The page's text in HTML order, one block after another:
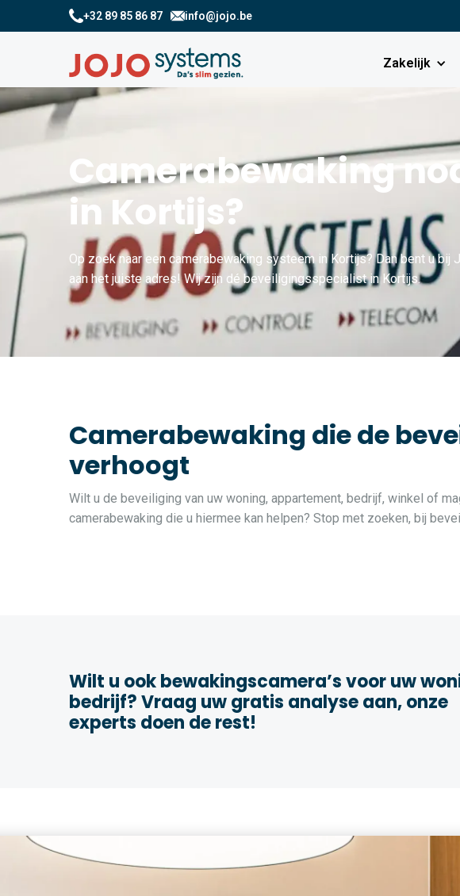
+32 89 85 86 87 info@jojo.be
Zakelijk
Camerabewaking
in Kortijs?
Op zoek naar een camerabewaking systeem in Kortijs? Dan bent u bij
aan het juiste adres! Wij zijn dé beveiligingsspecialist in Kortijs.
Camerabewaking die de
verhoogt
Wilt u de beveiliging van uw woning, appartement, bedrijf, winkel of
camerabewaking die u hiermee kan helpen? Stop met zoeken, bij
Wilt u ook bewakingscamera’s voor uw
bedrijf? Vraag uw gratis analyse aan, onze
experts doen de rest!